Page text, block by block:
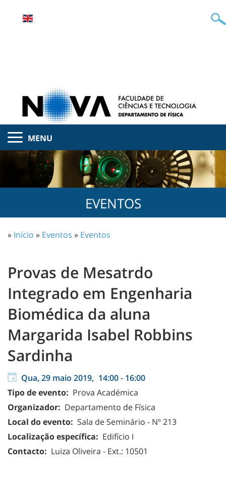
MENU
EVENTOS
» Início » Eventos » Eventos
Provas de Mesatrdo
Integrado em Engenharia
Biomédica da aluna
Margarida Isabel Robbins
Sardinha
Qua, 29 maio 2019, 14:00- 16:00
Tipo de evento: Prova Académica
Organizador: Departamento de Física
Local do evento: Sala de Seminário - Nº 213
Localização específica: Edifício I
Contacto: Luiza Oliveira - Ext.: 10501